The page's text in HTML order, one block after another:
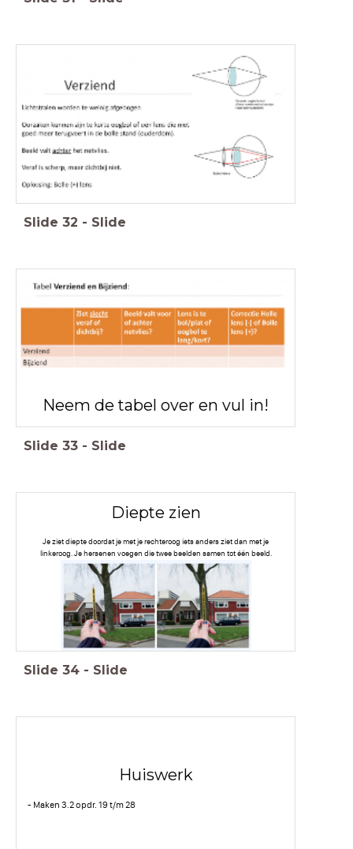
Slide 32 - Slide
Neem de tabel over en vul in!
Slide 33 - Slide
Diepte zien
Je ziet diepte doordat je met je rechteroog iets anders ziet dan met je
linkeroog. Je hersenen voegen die twee beelden samen tot één beeld.
Slide 34 - Slide
Huiswerk
- Maken 3.2 opdr. 19 t/m 28